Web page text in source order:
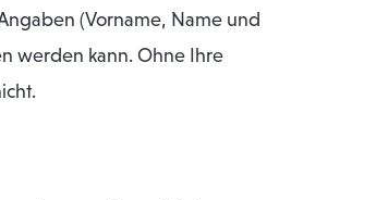
(Vorname, Name und
werden kann. Ohne Ihre